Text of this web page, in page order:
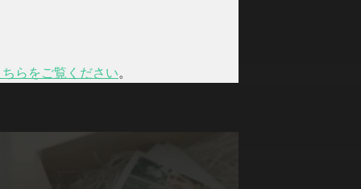
らをご覧ください。